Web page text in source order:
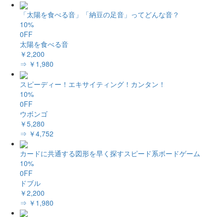
「太陽を食べる音」「納豆の足音」ってどんな音？
10%
0FF
太陽を食べる音
￥2,200
⇒ ￥1,980
スピーディー！エキサイティング！カンタン！
10%
0FF
ウボンゴ
￥5,280
⇒ ￥4,752
カードに共通する図形を早く探すスピード系ボードゲーム
10%
0FF
ドブル
￥2,200
⇒ ￥1,980